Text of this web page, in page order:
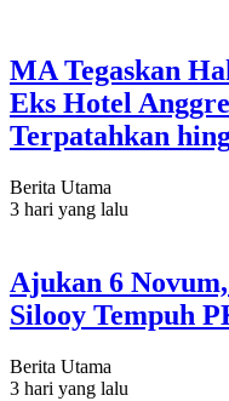
MA Tegaskan
Eks Hotel
Terpatahkan
Berita Utama
3 hari yang lalu
Ajukan 6
Silooy Tempuh
Berita Utama
3 hari yang lalu